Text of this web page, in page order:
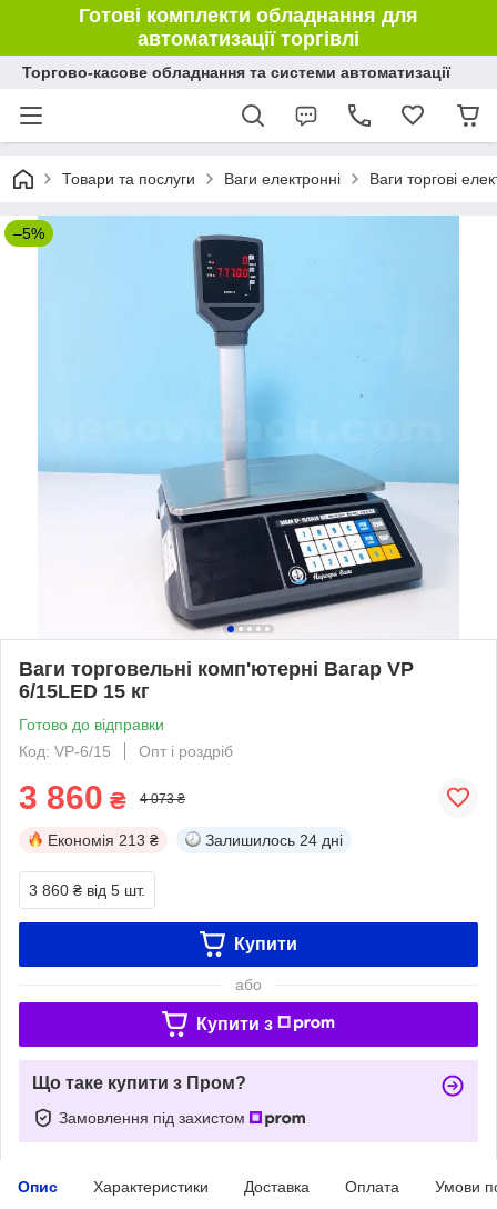
Готові комплекти обладнання для
автоматизації торгівлі
Торгово-касове обладнання та системи автоматизації
Товари та послуги Ваги електронні Ваги торгові
–5%
Ваги торговельні комп'ютерні Вагар VP
6/15LED 15 кг
Готово до відправки
Код: VP-6/15
Опт і роздріб
3 860 ₴ 4 073 ₴
Економія 213 ₴ Залишилось 24 дні
3 860 ₴ від 5 шт.
Купити
або
Купити з
Що таке купити з Пром?
Замовлення під захистом
Опис Характеристики Доставка Оплата Умови